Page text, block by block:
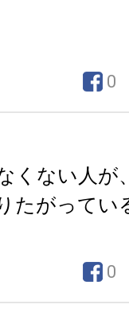
0
くない人が
たがってい
0